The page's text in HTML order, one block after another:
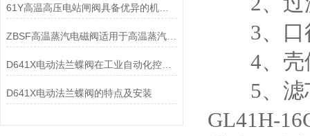
61Y高温高压电站闸阀具备优异的机械性能和耐蚀性
ZBSF高温蒸汽电磁阀适用于高温蒸汽在管道系统中的控制
D641X电动法兰蝶阀在工业自动化控制领域起着重要作用
D641X电动法兰蝶阀的特点及安装
3、口
4、壳
5、滤芯
GL41H-